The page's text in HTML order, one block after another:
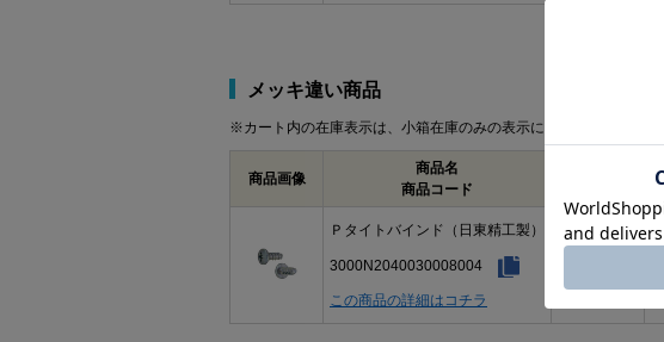
メッキ違い商品
※カート内の在庫表示は、小箱在庫のみの表示になります。 ※下記
商品画像
商品名
商品コード
Ｐタイトバインド（日東精工製）
3000N2040030008004
この商品の詳細はコチラ